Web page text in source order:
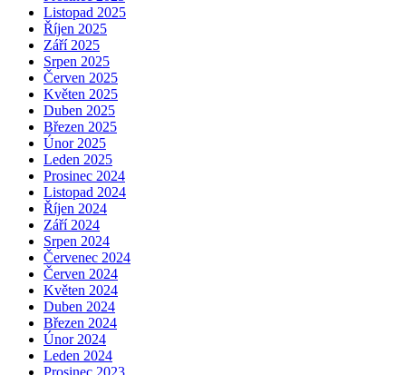
Listopad 2025
Říjen 2025
Září 2025
Srpen 2025
Červen 2025
Květen 2025
Duben 2025
Březen 2025
Únor 2025
Leden 2025
Prosinec 2024
Listopad 2024
Říjen 2024
Září 2024
Srpen 2024
Červenec 2024
Červen 2024
Květen 2024
Duben 2024
Březen 2024
Únor 2024
Leden 2024